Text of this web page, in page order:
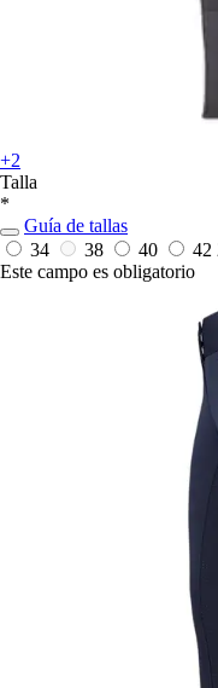
+2
Talla
*
Guía de tallas
34
38 40 42
Este campo es obligatorio